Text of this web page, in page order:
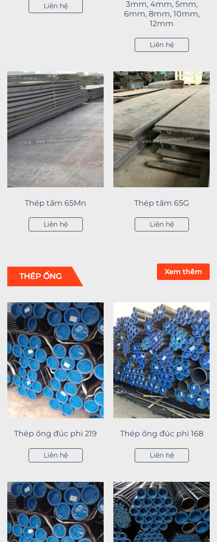
Liên hệ
3mm, 4mm, 5mm,
6mm, 8mm, 10mm,
12mm
Liên hệ
Thép tấm 65Mn
Liên hệ
Thép tấm 65G
Liên hệ
THÉP ỐNG
Xem thêm
Thép ống đúc phi 219
Liên hệ
Thép ống đúc phi 168
Liên hệ